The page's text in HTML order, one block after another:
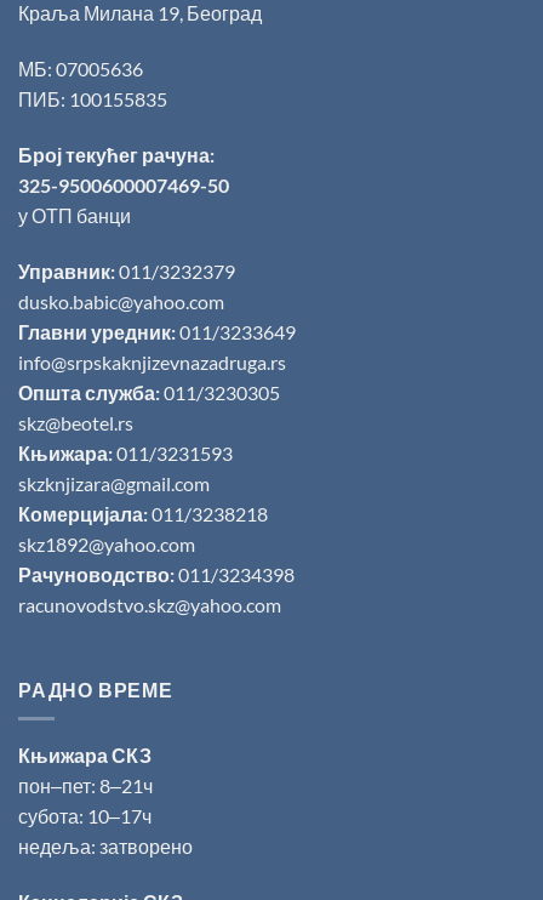
Краља Милана 19, Београд
МБ: 07005636
ПИБ: 100155835
Број текућег рачуна:
325-9500600007469-50
у ОТП банци
Управник:011/3232379
dusko.babic@yahoo.com
Главни уредник:011/3233649
info@srpskaknjizevnazadruga.rs
Општа служба:011/3230305
skz@beotel.rs
Књижара:011/3231593
skzknjizara@gmail.com
Комерцијала:011/3238218
skz1892@yahoo.com
Рачуноводство:011/3234398
racunovodstvo.skz@yahoo.com
РАДНО ВРЕМЕ
Књижара СКЗ
пон‒пет: 8‒21ч
субота: 10‒17ч
недеља: затворено